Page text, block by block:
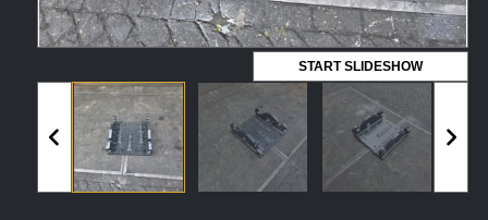
Login
Vermeldingen feed
WordPress.org
START SLIDESHOW